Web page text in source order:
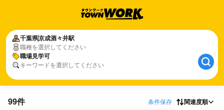
千葉県京成酒々井駅
職種を選択してください
職場見学可
キーワードを選択してください
99件 条件保存 関連度順